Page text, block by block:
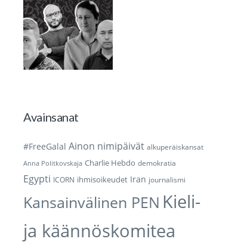
Avainsanat
#FreeGalal Ainon nimipäivät alkuperäiskansat
Anna Politkovskaja Charlie Hebdo demokratia
Egypti ICORN ihmisoikeudet Iran journalismi
Kansainvälinen PEN Kieli-
ja käännöskomitea